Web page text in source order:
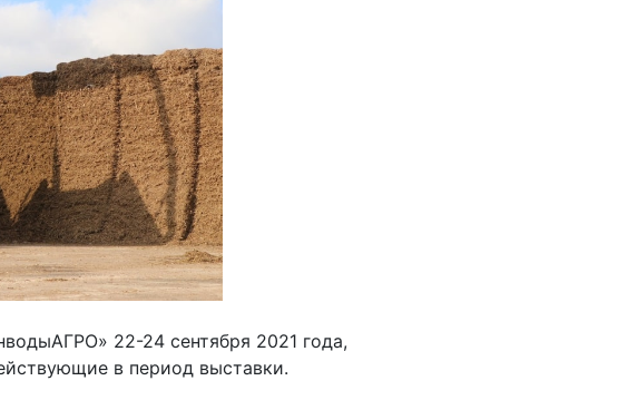
22-24 сентября 2021 года,
в период выставки.